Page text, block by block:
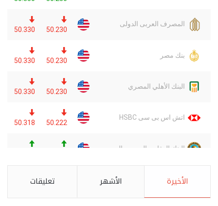
الأخيرة الأشهر تعليقات